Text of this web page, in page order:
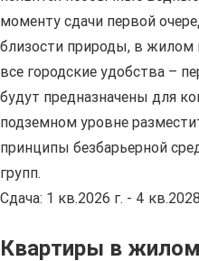
моменту сдачи первой
близости природы, в жилом
все городские удобства –
будут предназначены для
подземном уровне
принципы безбарьерной
групп.
Сдача: 1 кв.2026 г. - 4
Квартиры в